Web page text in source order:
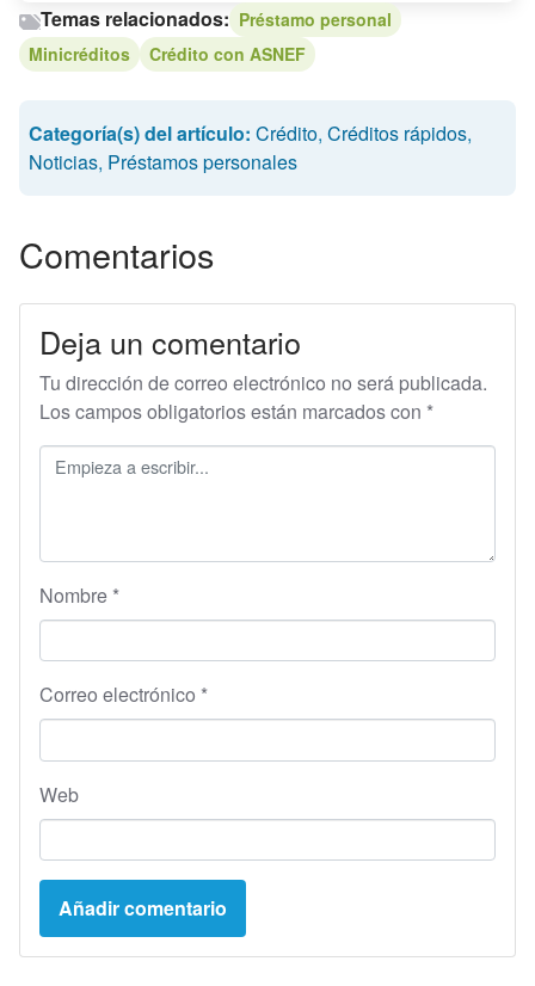
Temas relacionados: Préstamo personal
Minicréditos
Crédito con ASNEF
Categoría(s) del artículo: Crédito, Créditos rápidos,
Noticias, Préstamos personales
Comentarios
Deja un comentario
Tu dirección de correo electrónico no será publicada.
Los campos obligatorios están marcados con *
Nombre *
Correo electrónico *
Web